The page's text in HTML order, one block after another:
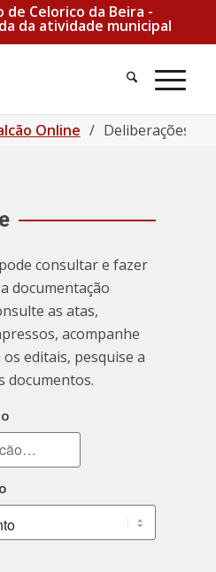
Celorico da Beira -
da atividade municipal
Pesquisa
Online / Deliberações
consultar e fazer
documentação
as atas,
acompanhe
editais, pesquise a
documentos.